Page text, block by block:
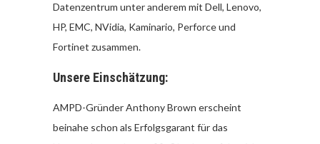
Datenzentrum unter anderem mit Dell, Lenovo,
HP, EMC, NVidia, Kaminario, Perforce und
Fortinet zusammen.
Unsere Einschätzung:
AMPD-Gründer Anthony Brown erscheint
beinahe schon als Erfolgsgarant für das